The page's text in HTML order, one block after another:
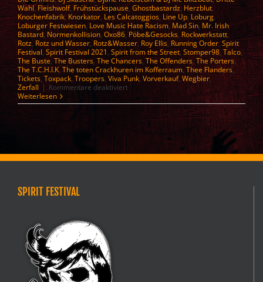
Wahl,Fleishwolf, Frühstückspause, Ghostbastardz, Herzblut,
Knochenfabrik,Knorkator, Les Calcatoggios, Line Up, Loburg,
Loburger Festwiesen, Love Music Hate Racism, Mad Sin, Mr. Irish
Bastard, Normenkollision, Oxo86, Pöbe&Gesocks, Rockwerkstatt,
Rotz,Rotz und Wasser, Rotz&Wasser, Roy Ellis, Running Order,Spirit
Festival, Spirit Festival 2021, Spirit from the Street,Stomper98,Talco,
The Buste, The Busters,The Chancers, The Offenders, The Porters,
The T.C.H.I.K,The toten Crackhuren im Kofferraum, Thee Flanders,
Tickets, Toxpack, Troopers, Viva Punk, Vorverkauf, Wegbier,
Zerfall | Kommentare deaktiviertfür
Spirit
Festival
Weiterlesen
SPIRIT FESTIVAL